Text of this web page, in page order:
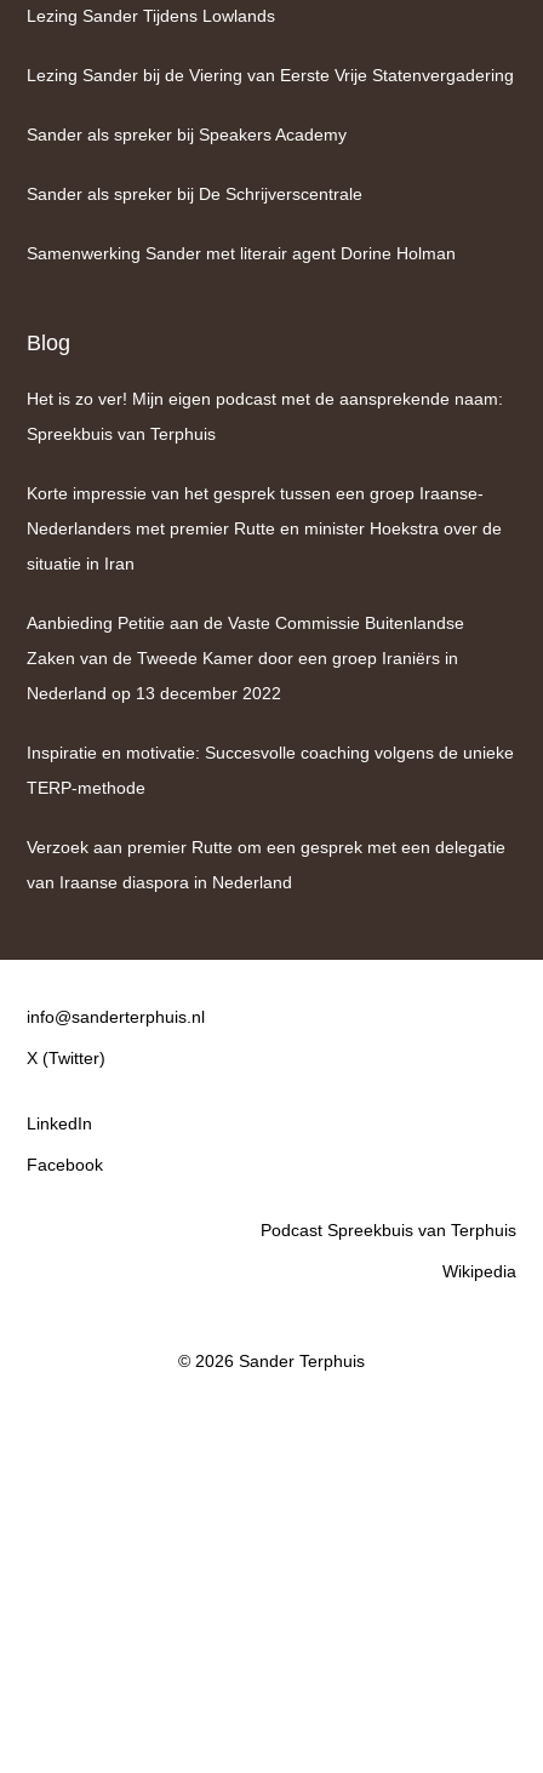
Lezing Sander Tijdens Lowlands
Lezing Sander bij de Viering van Eerste Vrije Statenvergadering
Sander als spreker bij Speakers Academy
Sander als spreker bij De Schrijverscentrale
Samenwerking Sander met literair agent Dorine Holman
Blog
Het is zo ver! Mijn eigen podcast met de aansprekende naam:
Spreekbuis van Terphuis
Korte impressie van het gesprek tussen een groep Iraanse-
Nederlanders met premier Rutte en minister Hoekstra over de
situatie in Iran
Aanbieding Petitie aan de Vaste Commissie Buitenlandse
Zaken van de Tweede Kamer door een groep Iraniërs in
Nederland op 13 december 2022
Inspiratie en motivatie: Succesvolle coaching volgens de unieke
TERP-methode
Verzoek aan premier Rutte om een gesprek met een delegatie
van Iraanse diaspora in Nederland
Contact
info@sanderterphuis.nl
X (Twitter)
LinkedIn
Facebook
Podcast Spreekbuis van Terphuis
Wikipedia
© 2026 Sander Terphuis